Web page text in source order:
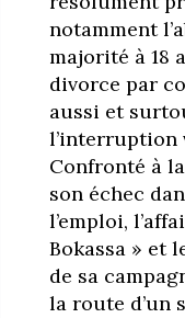
notamment
majorité à 18
divorce par
aussi et
l’interruption
Confronté à
son échec
l’emploi,
Bokassa » et
de sa
la route d’un